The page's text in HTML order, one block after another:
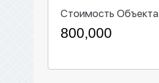
Стоимость Объекта